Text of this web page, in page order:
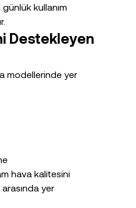
günlük kullanım
Destekleyen
modellerinde yer
hava kalitesini
yer